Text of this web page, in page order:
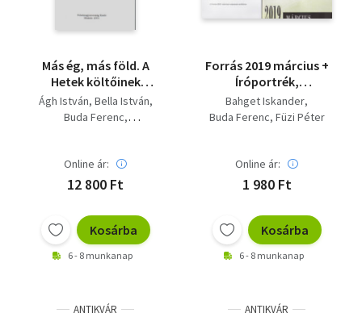
Más ég, más föld. A
Hetek költőinek
antológiája. (5. -
Dedikáció.) - Dedikált!
Ágh István Bella István
Buda Ferenc
Ratkó József
Serfőző Simon
Online ár:
12 800 Ft
Kosárba
6 - 8 munkanap
Forrás 2019 március +
Íróportrék,
csoportképek az
ötvenéves Forrás
Bahget Iskander
Buda Ferenc Füzi Péter
Online ár:
1 980 Ft
Kosárba
6 - 8 munkanap
ANTIKVÁR ANTIKVÁR